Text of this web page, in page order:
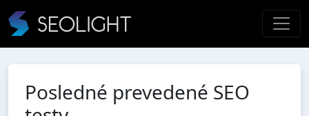
Posledné prevedené SEO